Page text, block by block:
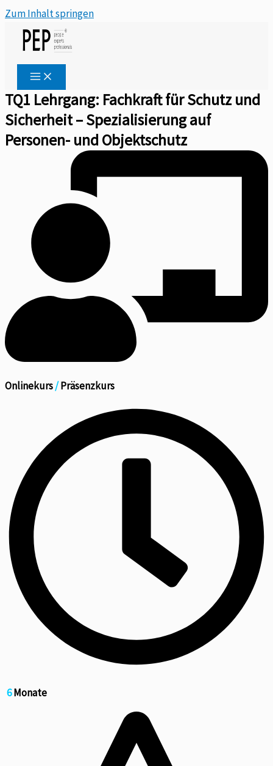
Zum Inhalt springen
TQ1 Lehrgang: Fachkraft für Schutz und
Sicherheit – Spezialisierung auf
Personen- und Objektschutz
Onlinekurs/Präsenzkurs
6Monate